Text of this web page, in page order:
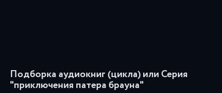
Подборка аудиокниг (цикла) или Серия
"приключения патера брауна"